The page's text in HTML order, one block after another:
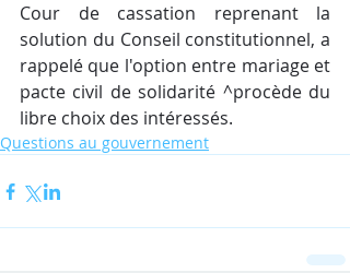
Cour de cassation reprenant la
solution du Conseil constitutionnel, a
rappelé que l'option entre mariage et
pacte civil de solidarité ^procède du
libre choix des intéressés.
Questions au gouvernement